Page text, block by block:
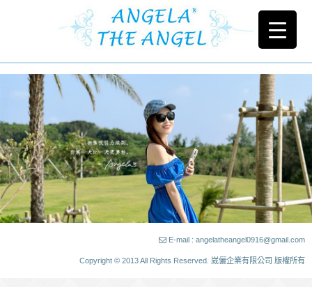
E-mail : angelatheangel0916@gmail.com
Copyright © 2013 All Rights Reserved. 崴儷企業有限公司 版權所有